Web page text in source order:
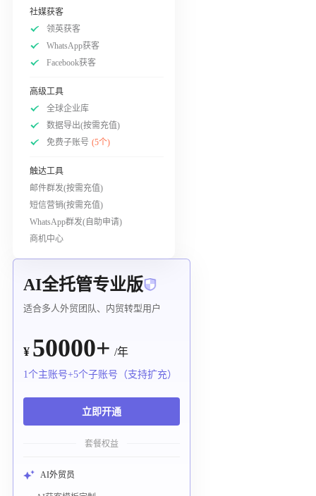
社媒获客
领英获客
WhatsApp获客
Facebook获客
高级工具
全球企业库
数据导出(按需充值)
免费子账号 (5个)
触达工具
邮件群发(按需充值)
短信营销(按需充值)
WhatsApp群发(自助申请)
商机中心
AI全托管专业版
适合多人外贸团队、内贸转型用户
¥ 50000+ /年
1个主账号+5个子账号（支持扩充）
立即开通
套餐权益
AI外贸员